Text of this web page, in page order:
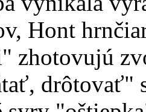
Hont
zhotovujú
drôtovať"